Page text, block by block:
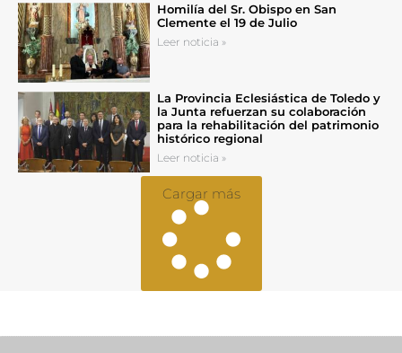
Homilía del Sr. Obispo en San
Clemente el 19 de Julio
Leer noticia »
La Provincia Eclesiástica de Toledo y
la Junta refuerzan su colaboración
para la rehabilitación del patrimonio
histórico regional
Leer noticia »
Cargar más